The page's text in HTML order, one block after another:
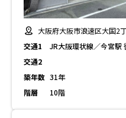
大阪府大阪市浪速区大国2
交通1
JR大阪環状線／今宮駅
交通2
築年数 31年
階層
10階